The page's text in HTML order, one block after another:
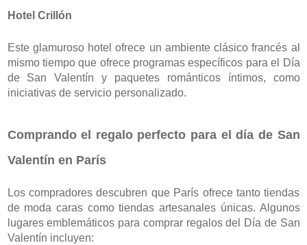
Hotel Crillón
Este glamuroso hotel ofrece un ambiente clásico francés al
mismo tiempo que ofrece programas específicos para el Día
de San Valentín y paquetes románticos íntimos, como
iniciativas de servicio personalizado.
Comprando el regalo perfecto para el día de San
Valentín en París
Los compradores descubren que París ofrece tanto tiendas
de moda caras como tiendas artesanales únicas. Algunos
lugares emblemáticos para comprar regalos del Día de San
Valentín incluyen: